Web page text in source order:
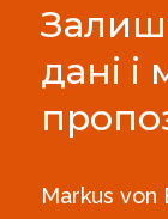
дані
Markus